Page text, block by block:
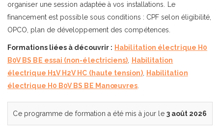
organiser une session adaptée à vos installations. Le
financement est possible sous conditions : CPF selon éligibilité,
OPCO, plan de développement des compétences.
Formations liées à découvrir : Habilitation électrique H0
B0V BS BE essai (non-électriciens)
Habilitation
électrique H1V H2V HC (haute tension),
Habilitation
électrique H0 B0V BS BE Manœuvres
Ce programme de formation a été mis à jour le 3 août 2026